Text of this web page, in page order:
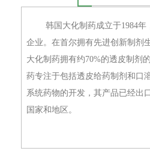
韩国大化制药成立于1984
企业。在首尔拥有先进创新制剂
大化制药拥有约70%的透皮制剂
药专注于包括透皮给药制剂和口
系统药物的开发，其产品已经出
国家和地区。